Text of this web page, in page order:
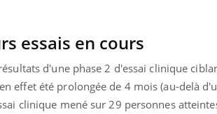
essais en cours
d'une phase 2 d'essai clinique
effet été prolongée de 4 mois (au-delà
clinique mené sur 29 personnes